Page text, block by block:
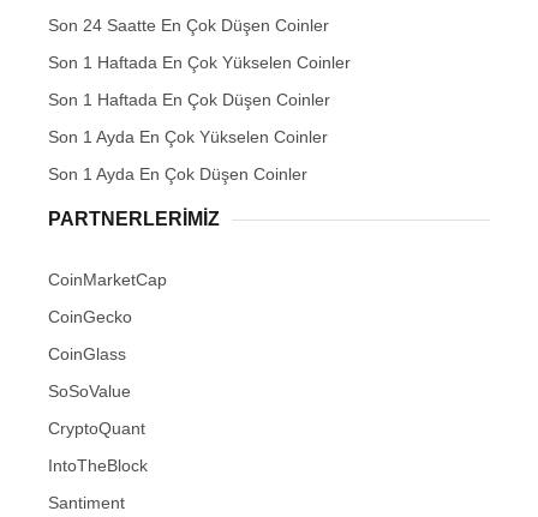
Son 24 Saatte En Çok Düşen Coinler
Son 1 Haftada En Çok Yükselen Coinler
Son 1 Haftada En Çok Düşen Coinler
Son 1 Ayda En Çok Yükselen Coinler
Son 1 Ayda En Çok Düşen Coinler
PARTNERLERIMIZ
CoinMarketCap
CoinGecko
CoinGlass
SoSoValue
CryptoQuant
IntoTheBlock
Santiment